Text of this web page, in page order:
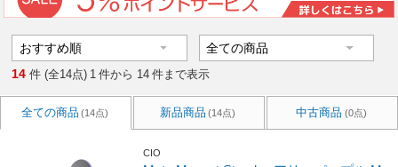
14 件 (全14点) 1 件から 14 件まで表示
全ての商品 (14点) 新品商品 (14点) 中古商品 (0点)
CIO